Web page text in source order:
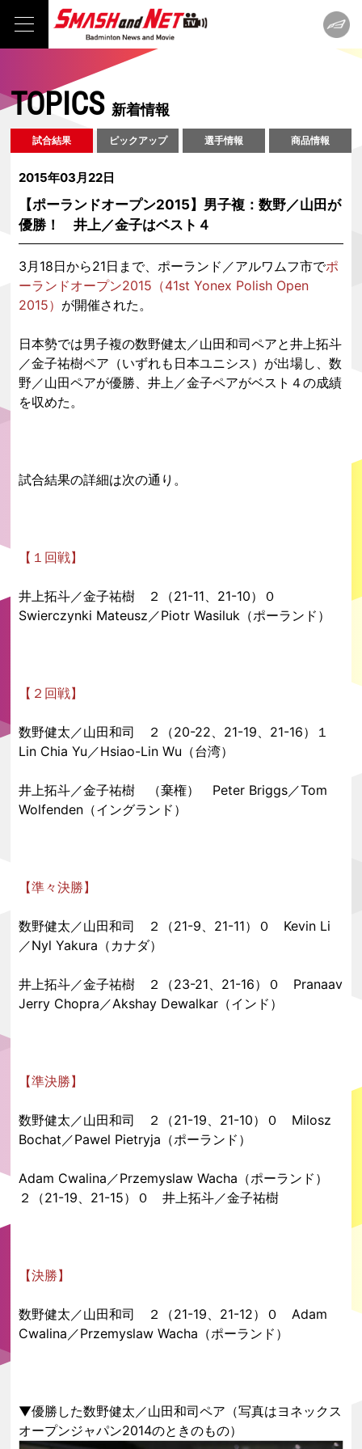
TOPICS新着情報
試合結果 ピックアップ 選手情報 商品情報
2015年03月22日
【ポーランドオープン2015】男子複：数野／山田が
優勝！ 井上／金子はベスト４
3月18日から21日まで、ポーランド／アルワムフ市でポ
ーランドオープン2015（41st Yonex Polish Open
2015） が開催された。
日本勢では男子複の数野健太／山田和司ペアと井上拓斗
／金子祐樹ペア（いずれも日本ユニシス）が出場し、数
野／山田ペアが優勝、井上／金子ペアがベスト４の成績
を収めた。
試合結果の詳細は次の通り。
【１回戦】
井上拓斗／金子祐樹 ２（21-11、21-10）０
Swierczynki Mateusz／Piotr Wasiluk（ポーランド）
【２回戦】
数野健太／山田和司 ２（20-22、21-19、21-16）１
Lin Chia Yu／Hsiao-Lin Wu（台湾）
井上拓斗／金子祐樹 （棄権） Peter Briggs／Tom
Wolfenden（イングランド）
【準々決勝】
数野健太／山田和司 ２（21-9、21-11）０ Kevin Li
／Nyl Yakura（カナダ）
井上拓斗／金子祐樹 ２（23-21、21-16）０ Pranaav
Jerry Chopra／Akshay Dewalkar（インド）
【準決勝】
数野健太／山田和司 ２（21-19、21-10）０ Milosz
Bochat／Pawel Pietryja（ポーランド）
Adam Cwalina／Przemyslaw Wacha（ポーランド）
２（21-19、21-15）０ 井上拓斗／金子祐樹
【決勝】
数野健太／山田和司 ２（21-19、21-12）０ Adam
Cwalina／Przemyslaw Wacha（ポーランド）
▼優勝した数野健太／山田和司ペア（写真はヨネックス
オープンジャパン2014のときのもの）